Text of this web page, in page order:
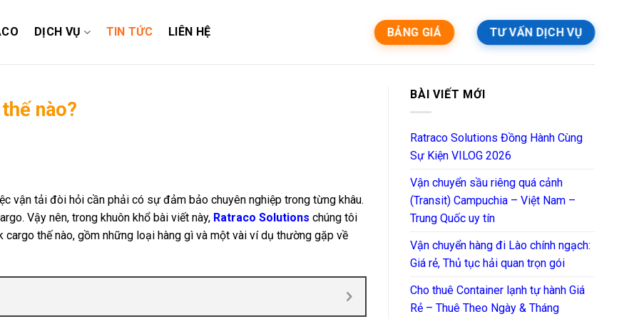
DỊCH VỤ TIN TỨC LIÊN HỆ BẢNG GIÁ TƯ VẤN DỊCH VỤ
nào?
vận tải đòi hỏi cần phải có sự đảm bảo chuyên nghiệp trong từng khâu.
Vậy nên, trong khuôn khổ bài viết này, Ratraco Solutions chúng tôi
thế nào, gồm những loại hàng gì và một vài ví dụ thường gặp về
BÀI VIẾT MỚI
Ratraco Solutions Đồng Hành Cùng
Sự Kiện VILOG 2026
Vận chuyển sầu riêng quá cảnh
(Transit) Campuchia – Việt Nam –
Trung Quốc uy tín
Vận chuyển hàng đi Lào chính ngạch:
Giá rẻ, Thủ tục hải quan trọn gói
Cho thuê Container lạnh tự hành Giá
Rẻ – Thuê Theo Ngày & Tháng